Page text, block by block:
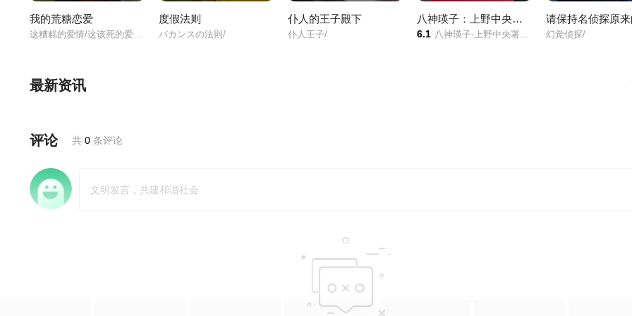
我的荒糖恋爱 度假法则
バカンスの法則/
仆人的王子殿下
仆人王子/
八神瑛子：上野中央署组织犯罪对策课
6.1 八神瑛子-上野中央署组织犯罪对策课-/ 幻觉侦探/
最新资讯
评论 共 0 条评论